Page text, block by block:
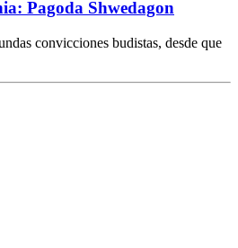
Pagoda Shwedagon
convicciones budistas, desde que